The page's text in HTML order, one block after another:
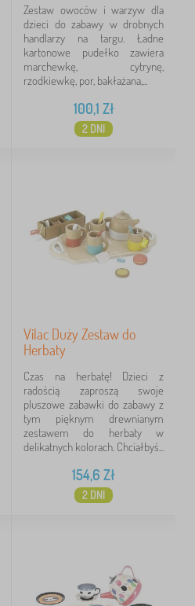
Zestaw owoców i warzyw dla
dzieci do zabawy w drobnych
handlarzy na targu. Ładne
kartonowe pudełko zawiera
marchewkę, cytrynę,
rzodkiewkę, por, bakłażana,...
100,1 Zł
2 DNI
Vilac Duży Zestaw do
Herbaty
Czas na herbatę! Dzieci z
radością zaproszą swoje
pluszowe zabawki do zabawy z
tym pięknym drewnianym
zestawem do herbaty w
delikatnych kolorach. Chciałbyś...
154,6 Zł
2 DNI